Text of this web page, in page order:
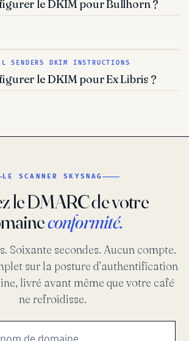
le DKIM pour Bullhorn ?
SENDERS DKIM INSTRUCTIONS
le DKIM pour Ex Libris ?
LE SCANNER SKYSNAG
le DMARC de votre
conformité.
Soixante secondes. Aucun compte.
sur la posture d’authentification
livré avant même que votre café
ne refroidisse.